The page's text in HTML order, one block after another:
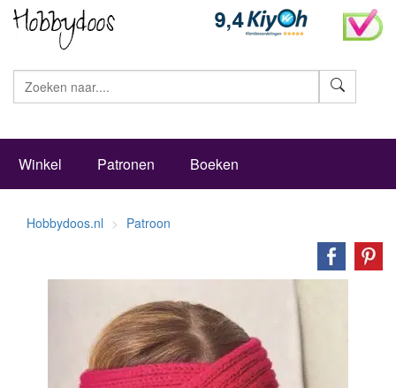
Winkel Patronen Boeken
Hobbydoos.nl Patroon